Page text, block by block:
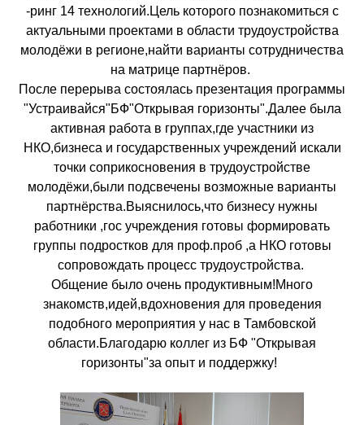
-ринг 14 технологий.Цель которого познакомиться с
актуальными проектами в области трудоустройства
молодёжи в регионе,найти варианты сотрудничества
на матрице партнёров. ️
После перерыва состоялась презентация программы
"Устраивайся"БФ"Открывая горизонты".Далее была
активная работа в группах,где участники из
НКО,бизнеса и государственных учреждений искали
точки соприкосновения в трудоустройстве
молодёжи,были подсвечены возможные варианты
партнёрства.Выяснилось,что бизнесу нужны
работники ,гос учреждения готовы формировать
группы подростков для проф.проб ,а НКО готовы
сопровождать процесс трудоустройства. ️
Общение было очень продуктивным!Много
знакомств,идей,вдохновения для проведения
подобного мероприятия у нас в Тамбовской
области.Благодарю коллег из БФ "Открывая
горизонты"за опыт и поддержку! ️ ️